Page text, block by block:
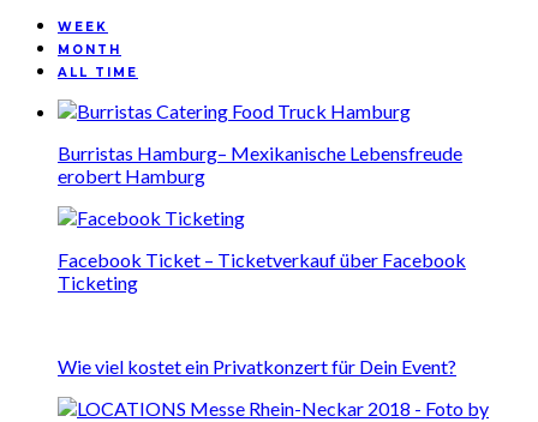
WEEK
MONTH
ALL TIME
Burristas Hamburg– Mexikanische Lebensfreude
erobert Hamburg
Facebook Ticket – Ticketverkauf über Facebook
Ticketing
Wie viel kostet ein Privatkonzert für Dein Event?